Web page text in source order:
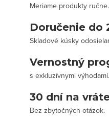
Meriame produkty ručne.
Doručenie do
Skladové kúsky
Vernostný
s exkluzívnymi výhodami.
30 dní na
Bez zbytočných otázok.